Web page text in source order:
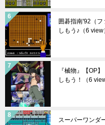
囲碁指南'92（
しもう♪ （6 view
『械物』【OP
しもう！
（6
スーパーワンダ